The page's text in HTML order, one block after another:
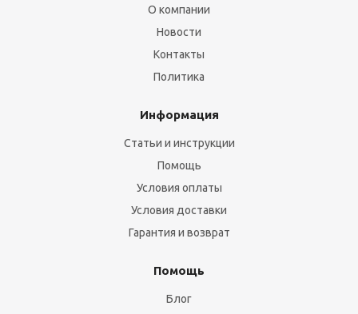
О компании
Новости
Контакты
Политика
Информация
Статьи и инструкции
Помощь
Условия оплаты
Условия доставки
Гарантия и возврат
Помощь
Блог